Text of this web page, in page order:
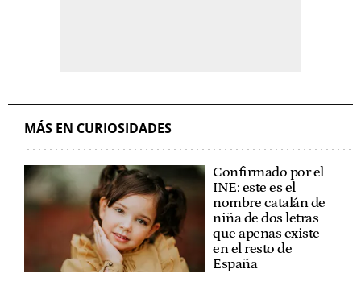
MÁS EN CURIOSIDADES
Confirmado por el
INE: este es el
nombre catalán de
niña de dos letras
que apenas existe
en el resto de
España